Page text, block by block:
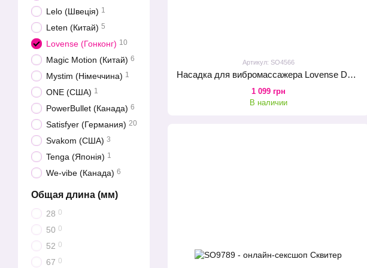
Артикул: SO4566
Насадка для вибромассажера Lovense Domi Male Attachment
1 099 грн
В наличии
Lelo (Швеція) 1
Leten (Китай) 5
Lovense (Гонконг) 10
Magic Motion (Китай) 6
Mystim (Німеччина) 1
ONE (США) 1
PowerBullet (Канада) 6
Satisfyer (Германия) 20
Svakom (США) 3
Tenga (Японія) 1
We-vibe (Канада) 6
Общая длина (мм)
28 0
50 0
52 0
67 0